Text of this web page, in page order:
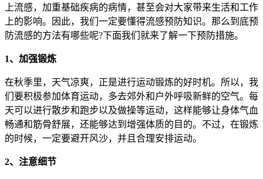
上流感，加重基础疾病的病情，甚至会对大家带来生活和工作
上的影响。因此，我们一定要懂得流感预防知识。那么到底预
防流感的方法有哪些呢?下面我们就来了解一下预防措施。
1、加强锻炼
在秋季里，天气凉爽，正是进行运动锻炼的好时机。所以，我
们要积极参加体育运动，多去郊外和户外呼吸新鲜的空气。每
天可以进行散步和跑步以及做操等运动，这样能够让身体气血
畅通和筋骨舒展，还能够达到增强体质的目的。不过，在锻炼
的时候，一定要避开风沙，并且合理安排运动。
2、注意细节